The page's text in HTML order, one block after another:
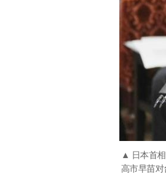
▲ 日本首
高市早苗